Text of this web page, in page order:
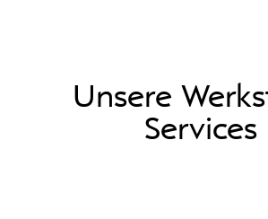
Unsere
Services